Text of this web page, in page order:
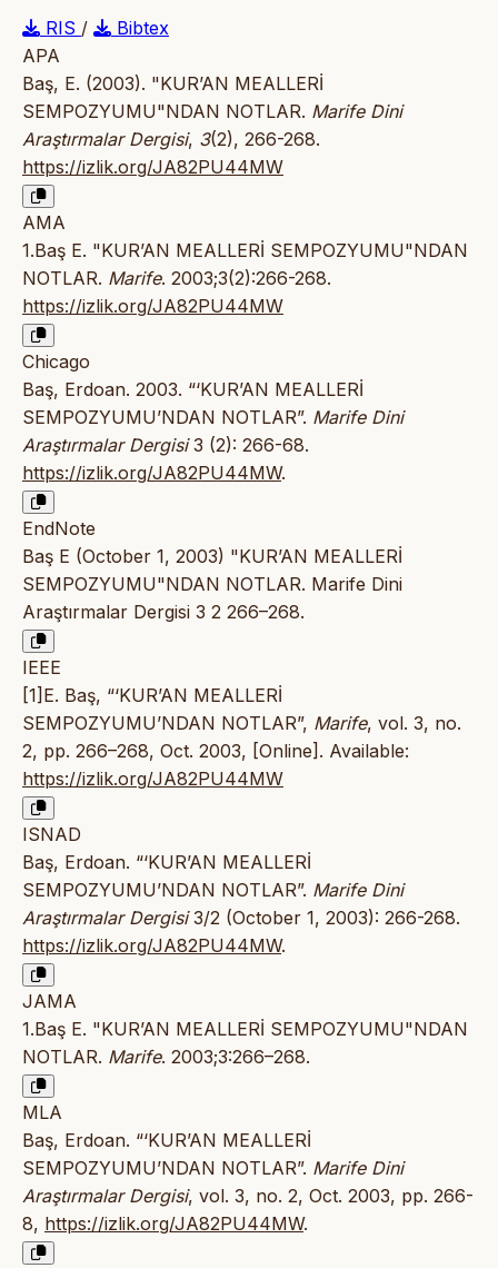
RIS /
Bibtex
APA
Baş, E. (2003). "KUR’AN MEALLERİ
SEMPOZYUMU"NDAN NOTLAR. Marife Dini
Araştırmalar Dergisi, 3(2), 266-268.
https://izlik.org/JA82PU44MW
AMA
1.Baş E. "KUR’AN MEALLERİ SEMPOZYUMU"NDAN
NOTLAR. Marife. 2003;3(2):266-268.
https://izlik.org/JA82PU44MW
Chicago
Baş, Erdoan. 2003. “‘KUR’AN MEALLERİ
SEMPOZYUMU’NDAN NOTLAR”. Marife Dini
Araştırmalar Dergisi3 (2): 266-68.
https://izlik.org/JA82PU44MW.
EndNote
Baş E (October 1, 2003) "KUR’AN MEALLERİ
SEMPOZYUMU"NDAN NOTLAR. Marife Dini
Araştırmalar Dergisi 3 2 266–268.
IEEE
[1]E. Baş, “‘KUR’AN MEALLERİ
SEMPOZYUMU’NDAN NOTLAR”, Marife, vol. 3, no.
2, pp. 266–268, Oct. 2003, [Online]. Available:
https://izlik.org/JA82PU44MW
ISNAD
Baş, Erdoan. “‘KUR’AN MEALLERİ
SEMPOZYUMU’NDAN NOTLAR”. Marife Dini
Araştırmalar Dergisi3/2 (October 1, 2003): 266-268.
https://izlik.org/JA82PU44MW.
JAMA
1.Baş E. "KUR’AN MEALLERİ SEMPOZYUMU"NDAN
NOTLAR. Marife. 2003;3:266–268.
MLA
Baş, Erdoan. “‘KUR’AN MEALLERİ
SEMPOZYUMU’NDAN NOTLAR”. Marife Dini
Araştırmalar Dergisi, vol. 3, no. 2, Oct. 2003, pp. 266-
8, https://izlik.org/JA82PU44MW.